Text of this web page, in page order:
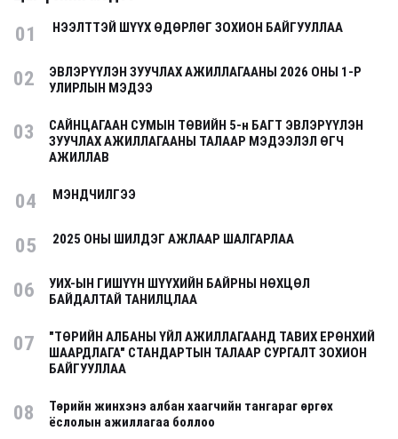
01 НЭЭЛТТЭЙ ШҮҮХ ӨДӨРЛӨГ ЗОХИОН БАЙГУУЛЛАА
02
ЭВЛЭРҮҮЛЭН ЗУУЧЛАХ АЖИЛЛАГААНЫ 2026 ОНЫ 1-Р
УЛИРЛЫН МЭДЭЭ
03
САЙНЦАГААН СУМЫН ТӨВИЙН 5-н БАГТ ЭВЛЭРҮҮЛЭН
ЗУУЧЛАХ АЖИЛЛАГААНЫ ТАЛААР МЭДЭЭЛЭЛ ӨГЧ
АЖИЛЛАВ
04 МЭНДЧИЛГЭЭ
05 2025 ОНЫ ШИЛДЭГ АЖЛААР ШАЛГАРЛАА
06
УИХ-ЫН ГИШҮҮН ШҮҮХИЙН БАЙРНЫ НӨХЦӨЛ
БАЙДАЛТАЙ ТАНИЛЦЛАА
07
"ТӨРИЙН АЛБАНЫ ҮЙЛ АЖИЛЛАГААНД ТАВИХ ЕРӨНХИЙ
ШААРДЛАГА" СТАНДАРТЫН ТАЛААР СУРГАЛТ ЗОХИОН
БАЙГУУЛЛАА
08
Төрийн жинхэнэ албан хаагчийн тангараг өргөх
ёслолын ажиллагаа боллоо